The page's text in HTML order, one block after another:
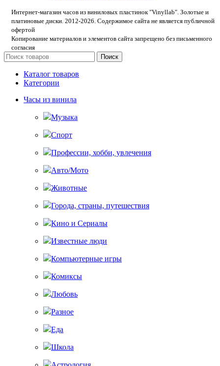
Интернет-магазин часов из виниловых пластинок "Vinyllab". Золотые и
платиновые диски. 2012-2026. Содержимое сайта не является публичной
офертой
Копирование материалов и элементов сайта запрещено без письменного
согласия
Поиск
Каталог товаров
Категории
Часы из винила
Музыка
Спорт
Профессии, хобби, увлечения
Авто/Мото
Животные
Города, страны, путешествия
Кино и Сериалы
Известные люди
Компьютерные игры
Комиксы
Любовь
Разное
Еда
Школа